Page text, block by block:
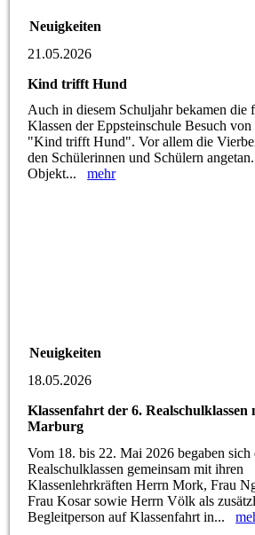
Neuigkeiten
21.05.2026
Kind trifft Hund
Auch in diesem Schuljahr bekamen die
Klassen der Eppsteinschule Besuch
"Kind trifft Hund". Vor allem die
den Schülerinnen und Schülern
Objekt...mehr
Neuigkeiten
18.05.2026
Klassenfahrt der 6. Realschulklassen
Marburg
Vom 18. bis 22. Mai 2026 begaben sich
Realschulklassen gemeinsam mit ihren
Klassenlehrkräften Herrn Mork, Frau
Frau Kosar sowie Herrn Völk als
Begleitperson auf Klassenfahrt in...